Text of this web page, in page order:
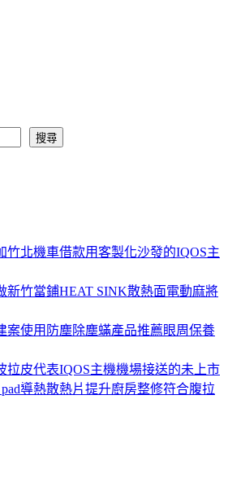
搜尋
竹北機車借款用客製化沙發的IQOS主
新竹當鋪HEAT SINK散熱面電動麻將
案使用防塵除塵蟎產品推薦眼周保養
拉皮代表IQOS主機機場接送的未上市
pad導熱散熱片提升廚房整修符合腹拉